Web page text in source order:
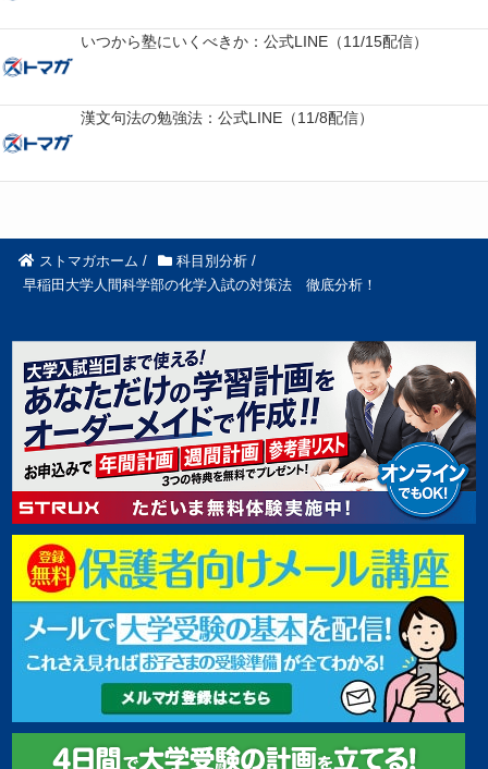
いつから塾にいくべきか：公式LINE（11/15配信）
漢文句法の勉強法：公式LINE（11/8配信）
ストマガホーム / 科目別分析 /
早稲田大学人間科学部の化学入試の対策法 徹底分析！